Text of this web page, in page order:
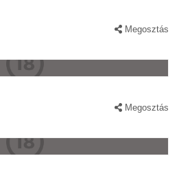
Megosztás
Megosztás